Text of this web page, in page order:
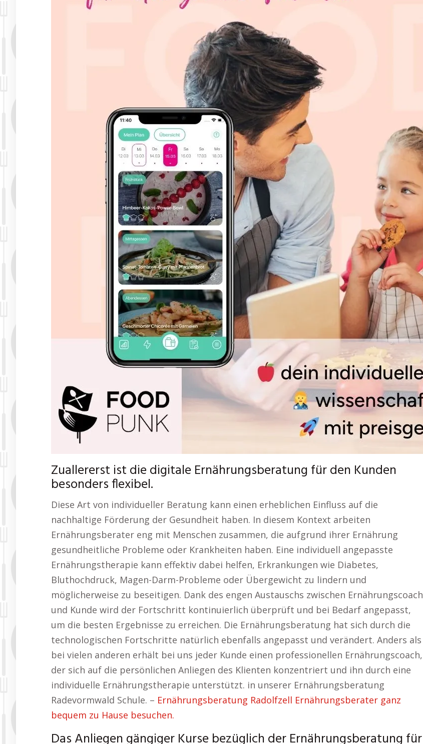
Zuallererst ist die digitale Ernährungsberatung für den Kunden
besonders flexibel.
Diese Art von individueller Beratung kann einen erheblichen Einfluss auf die
nachhaltige Förderung der Gesundheit haben. In diesem Kontext arbeiten
Ernährungsberater eng mit Menschen zusammen, die aufgrund ihrer Ernährung
gesundheitliche Probleme oder Krankheiten haben. Eine individuell angepasste
Ernährungstherapie kann effektiv dabei helfen, Erkrankungen wie Diabetes,
Bluthochdruck, Magen-Darm-Probleme oder Übergewicht zu lindern und
möglicherweise zu beseitigen. Dank des engen Austauschs zwischen Ernährungscoach
und Kunde wird der Fortschritt kontinuierlich überprüft und bei Bedarf angepasst,
um die besten Ergebnisse zu erreichen. Die Ernährungsberatung hat sich durch die
technologischen Fortschritte natürlich ebenfalls angepasst und verändert. Anders als
bei vielen anderen erhält bei uns jeder Kunde einen professionellen Ernährungscoach,
der sich auf die persönlichen Anliegen des Klienten konzentriert und ihn durch eine
individuelle Ernährungstherapie unterstützt. in unserer Ernährungsberatung
Radevormwald Schule. – Ernährungsberatung Radolfzell Ernährungsberater ganz
bequem zu Hause besuchen.
Das Anliegen gängiger Kurse bezüglich der Ernährungsberatung für